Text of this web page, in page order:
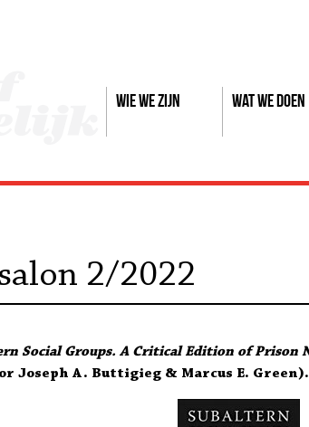
Wie we zijn Wat we doen
2/2022
Social Groups. A Critical Edition of Prison
Joseph A. Buttigieg & Marcus E. Green).